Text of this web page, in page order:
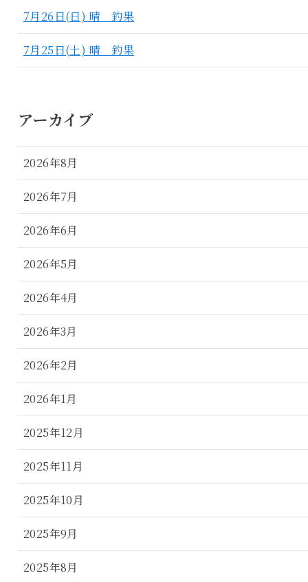
7月26日(日) 晴 釣果
7月25日(土) 晴 釣果
アーカイブ
2026年8月
2026年7月
2026年6月
2026年5月
2026年4月
2026年3月
2026年2月
2026年1月
2025年12月
2025年11月
2025年10月
2025年9月
2025年8月